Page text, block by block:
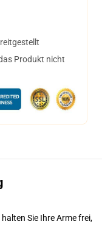
Produkt nicht
Sie Ihre Arme frei,